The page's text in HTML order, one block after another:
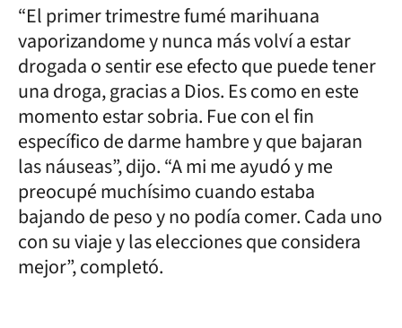
“El primer trimestre fumé marihuana
vaporizandome y nunca más volví a estar
drogada o sentir ese efecto que puede tener
una droga, gracias a Dios. Es como en este
momento estar sobria. Fue con el fin
específico de darme hambre y que bajaran
las náuseas”, dijo. “A mi me ayudó y me
preocupé muchísimo cuando estaba
bajando de peso y no podía comer. Cada uno
con su viaje y las elecciones que considera
mejor”, completó.